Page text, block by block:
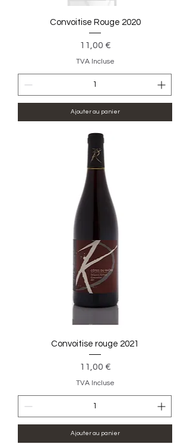
Convoitise Rouge 2020
Prix
11,00 €
TVA Incluse
Ajouter au panier
Convoitise rouge 2021
Prix
11,00 €
TVA Incluse
Ajouter au panier